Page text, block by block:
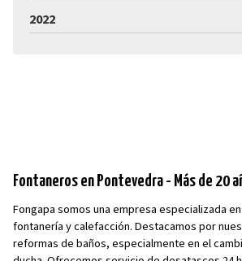
2022
Fontaneros en Pontevedra - Más de 20
Fongapa somos una empresa especializada
fontanería y calefacción. Destacamos por
reformas de baños, especialmente en el